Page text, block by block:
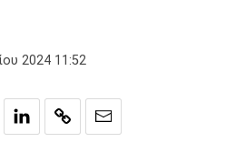
2024 11:52